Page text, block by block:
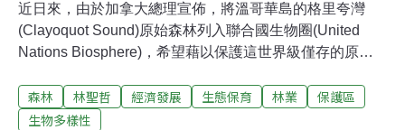
近日來，由於加拿大總理宣佈，將溫哥華島的格里夸灣
(Clayoquot Sound)原始森林列入聯合國生物圈(United
Nations Biosphere)，希望藉以保護這世界級僅存的原始
心原始森林的生態保育團體的努力，是一項肯定，也是一
項遲來的正義。生態保育人士希望加拿大政府能進一步將
森林 林聖哲 經濟發展 生態保育 林業
保護區
生物多樣性